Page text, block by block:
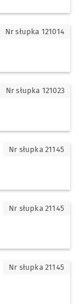
Nr słupka 121014
Nr słupka 121023
Nr słupka 21145
Nr słupka 21145
Nr słupka 21145